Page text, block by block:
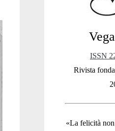
ISSN
Rivista
«La felicità